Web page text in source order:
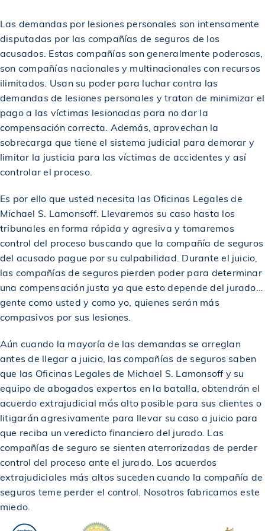
Las demandas por lesiones personales son intensamente
disputadas por las compañías de seguros de los
acusados. Estas compañías son generalmente poderosas,
son compañías nacionales y multinacionales con recursos
ilimitados. Usan su poder para luchar contra las
demandas de lesiones personales y tratan de minimizar el
pago a las víctimas lesionadas para no dar la
compensación correcta. Además, aprovechan la
sobrecarga que tiene el sistema judicial para demorar y
limitar la justicia para las víctimas de accidentes y así
controlar el proceso.
Es por ello que usted necesita las Oficinas Legales de
Michael S. Lamonsoff. Llevaremos su caso hasta los
tribunales en forma rápida y agresiva y tomaremos
control del proceso buscando que la compañía de seguros
del acusado pague por su culpabilidad. Durante el juicio,
las compañías de seguros pierden poder para determinar
una compensación justa ya que esto depende del jurado…
gente como usted y como yo, quienes serán más
compasivos por sus lesiones.
Aún cuando la mayoría de las demandas se arreglan
antes de llegar a juicio, las compañías de seguros saben
que las Oficinas Legales de Michael S. Lamonsoff y su
equipo de abogados expertos en la batalla, obtendrán el
acuerdo extrajudicial más alto posible para sus clientes o
litigarán agresivamente para llevar su caso a juicio para
que reciba un veredicto financiero del jurado. Las
compañías de seguro se sienten aterrorizadas de perder
control del proceso ante el jurado. Los acuerdos
extrajudiciales más altos suceden cuando la compañía de
seguros teme perder el control. Nosotros fabricamos este
miedo.
$4,602,312
Veredicto otorgado a un cliente en un accidente
automovilístico
$4,750,000
Otorgado a un trabajador de la construcción
lesionado
$5,000,000
Otorgado a un trabajador lesionado en un sitio de
construcción
resbalón y caída
$5,500,000
Veredicto otorgado a un trabajador en una obra de
construcción
$5,750,000
Otorgado a un trabajador lesionado en un sitio de
construcción
$6,500,000
$2,980,000 Otorgado en un Caso de Accidente de Construcción
$3,000,000 Veredicto para peatona atropellada por autobús
$4,800,000 Otorgado en un caso de accidente de construcción
$2,980,000 Otorgado en un caso de accidente de construcción
Acuerdo para víctima de resbalón y caída en el metro